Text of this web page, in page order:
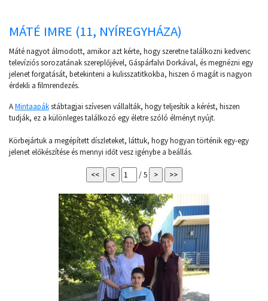
MÁTÉ IMRE (11, NYÍREGYHÁZA)
Máté nagyot álmodott, amikor azt kérte, hogy szeretne találkozni kedvenc
televíziós sorozatának szereplőjével, Gáspárfalvi Dorkával, és megnézni egy
jelenet forgatását, betekinteni a kulisszatitkokba, hiszen ő magát is nagyon
érdekli a filmrendezés.
AMintaapákstábtagjai szívesen vállalták, hogy teljesítik a kérést, hiszen
tudják, ez a különleges találkozó egy életre szóló élményt nyújt.
Körbejártuk a megépített díszleteket, láttuk, hogy hogyan történik egy-egy
jelenet előkészítése és mennyi időt vesz igénybe a beállás.
/ 5